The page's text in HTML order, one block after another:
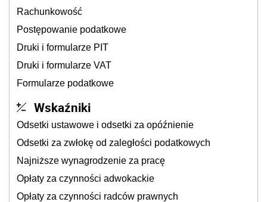
Rachunkowość
Postępowanie podatkowe
Druki i formularze PIT
Druki i formularze VAT
Formularze podatkowe
Wskaźniki
Odsetki ustawowe i odsetki za opóźnienie
Odsetki za zwłokę od zaległości podatkowych
Najniższe wynagrodzenie za pracę
Opłaty za czynności adwokackie
Opłaty za czynności radców prawnych